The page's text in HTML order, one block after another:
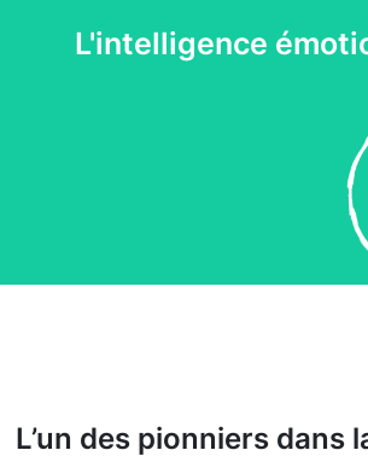
L'intelligence
L’un des pionniers dans